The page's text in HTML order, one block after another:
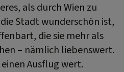
als durch Wien zu
Stadt wunderschön ist,
die sie mehr als
– nämlich liebenswert.
Ausflug wert.